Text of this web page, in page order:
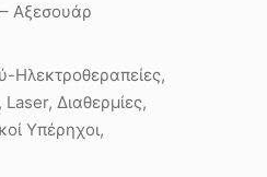
Αξεσουάρ
Ηλεκτροθεραπείες,
Διαθερμίες,
Υπέρηχοι,